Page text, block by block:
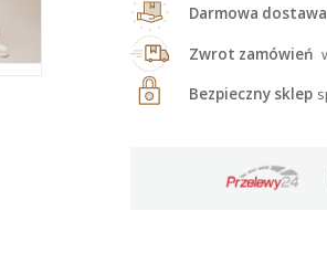
Darmowa dostawa
Zwrot zamówień
Bezpieczny sklep